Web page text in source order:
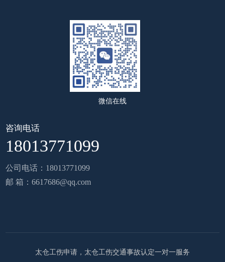
微信在线
咨询电话
18013771099
公司电话：18013771099
邮 箱：6617686@qq.com
太仓工伤申请，太仓工伤交通事故认定一对一服务